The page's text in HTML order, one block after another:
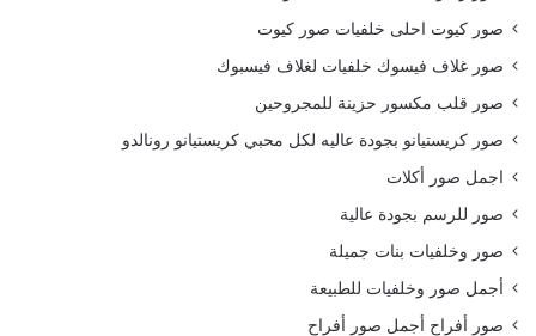
صور كيوت احلى خلفيات صور كيوت
صور غلاف فيسوك خلفيات لغلاف فيسبوك
صور قلب مكسور حزينة للمجروحين
صور كريستيانو بجودة عاليه لكل محبي كريستيانو رونالدو
اجمل صور أكلات
صور للرسم بجودة عالية
صور وخلفيات بنات جميلة
أجمل صور وخلفيات للطبيعة
صور أفراح أجمل صور أفراح